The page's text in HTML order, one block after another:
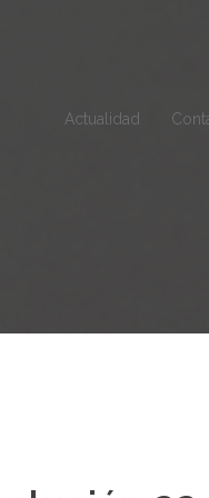
Actualidad